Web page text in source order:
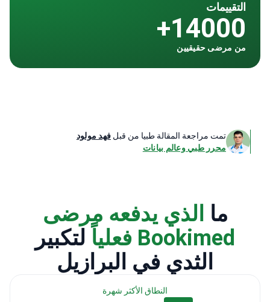
تمت مراجعة المقالة طبيا من قبل فهد مولود
محرر طبي وعالم بيانات
التقييمات
14000+
من مرضى حقيقيين
ما الذي يدفعه مرضى
Bookimed فعلياً
لتكبير
الثدي في البرازيل
النطاق الأكثر شهرة